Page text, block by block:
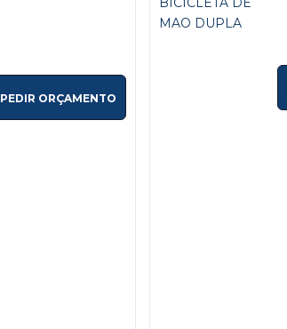
PEDIR ORÇAMENTO